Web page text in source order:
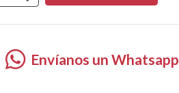
Envíanos un Whatsapp